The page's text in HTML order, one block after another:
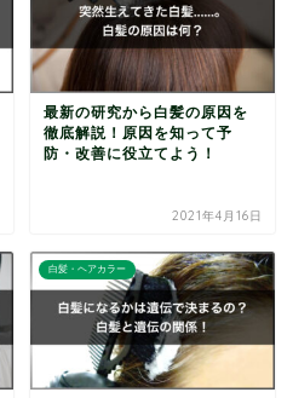
最新の研究から白髪の原因を
徹底解説！原因を知って予
防・改善に役立てよう！
2021年4月16日
白髪・ヘアカラー